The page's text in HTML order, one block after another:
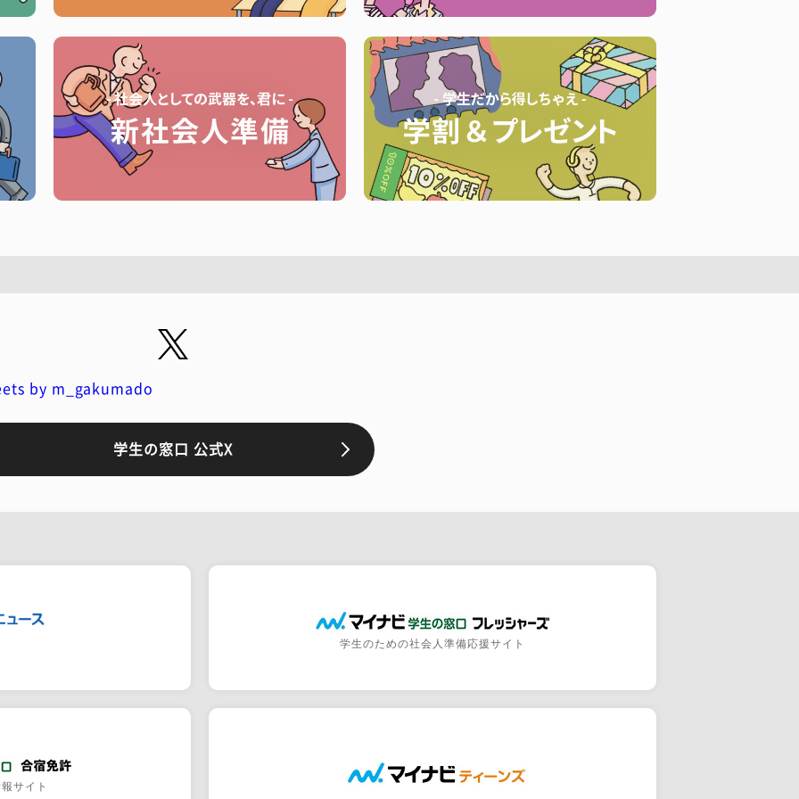
by m_gakumado
学生の窓口 公式X
学生のための社会人準備応援サイト
サイト